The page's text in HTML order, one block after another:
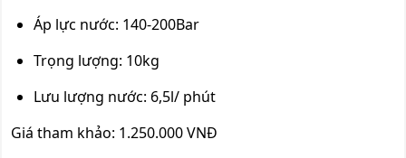
Áp lực nước: 140-200Bar
Trọng lượng: 10kg
Lưu lượng nước: 6,5l/ phút
Giá tham khảo: 1.250.000 VNĐ